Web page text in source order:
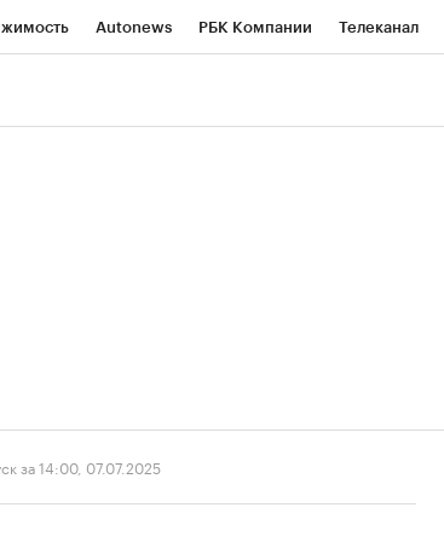
Autonews РБК Компании Телеканал
за 14:00, 07.07.2025